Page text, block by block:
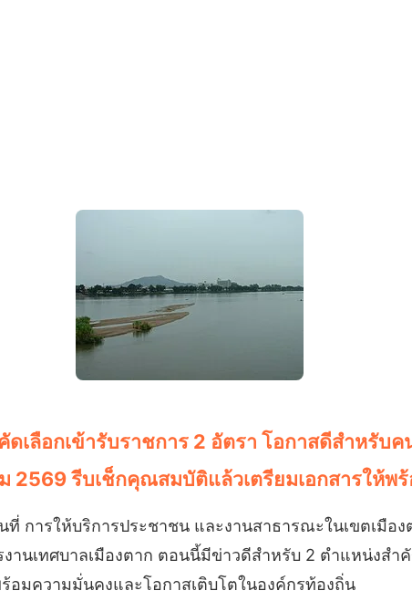
เลือกเข้ารับราชการ 2 อัตรา โอกาสดีสำหรับ
2569 รีบเช็กคุณสมบัติแล้วเตรียมเอกสารให้พร้
การให้บริการประชาชน และงานสาธารณะในเขตเมือ
านเทศบาลเมืองตาก ตอนนี้มีข่าวดีสำหรับ 2 ตำแหน่งส
อมความมั่นคงและโอกาสเติบโตในองค์กรท้องถิ่น